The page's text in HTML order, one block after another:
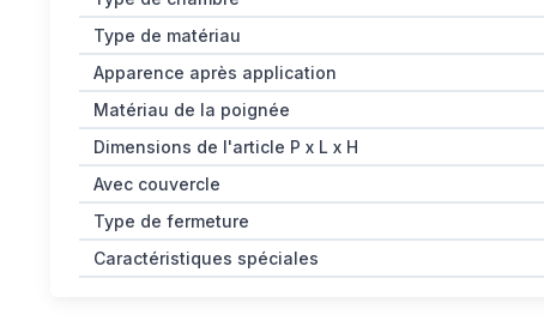
Type de matériau
Apparence après application
Matériau de la poignée
Dimensions de l'article P x L x H
Avec couvercle
Type de fermeture
Caractéristiques spéciales